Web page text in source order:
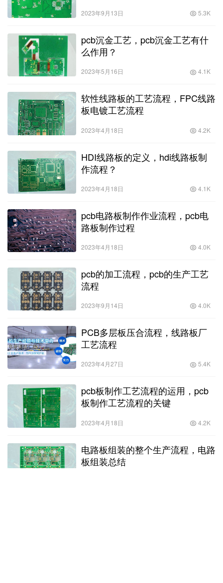
2023年9月13日 5.3K
pcb沉金工艺，pcb沉金工艺有什
么作用？
2023年5月16日 4.1K
软性线路板的工艺流程，FPC线路
板电镀工艺流程
2023年4月18日 4.2K
HDI线路板的定义，hdi线路板制
作流程？
2023年4月18日 4.1K
pcb电路板制作作业流程，pcb电
路板制作过程
2023年4月18日 4.0K
pcb的加工流程，pcb的生产工艺
流程
2023年9月14日 4.0K
PCB多层板压合流程，线路板厂
工艺流程
2023年4月27日 5.4K
pcb板制作工艺流程的运用，pcb
板制作工艺流程的关键
2023年4月18日 4.2K
电路板组装的整个生产流程，电路
板组装总结